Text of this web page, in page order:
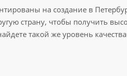
на создание в
страну, чтобы получить
такой же уровень